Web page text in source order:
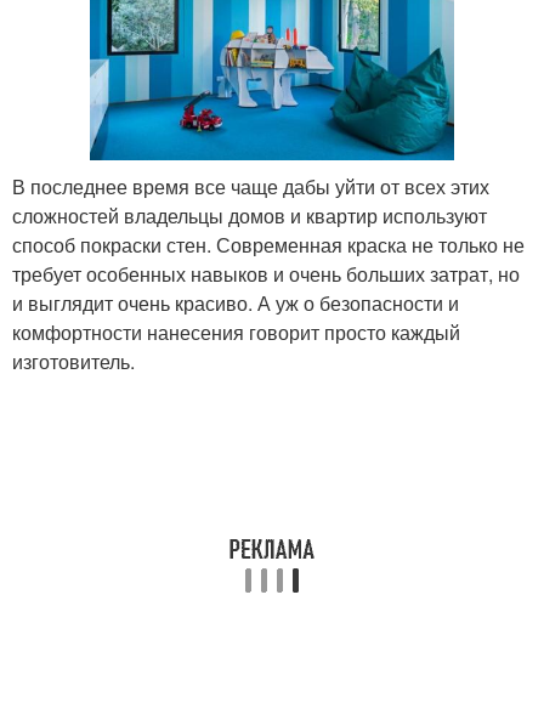
В последнее время все чаще дабы уйти от всех этих
сложностей владельцы домов и квартир используют
способ покраски стен. Современная краска не только не
требует особенных навыков и очень больших затрат, но
и выглядит очень красиво. А уж о безопасности и
комфортности нанесения говорит просто каждый
изготовитель.